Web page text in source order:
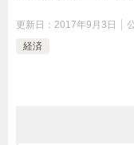
更新日： 2017年9月3日
経済